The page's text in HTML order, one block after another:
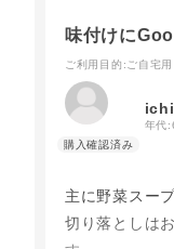
味付けに
ご利用目的 :ご自宅用
年代:
主に野菜スー
切り落としは